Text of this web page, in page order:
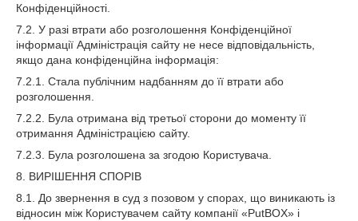
Конфіденційності.
7.2. У разі втрати або розголошення Конфіденційної
інформації Адміністрація сайту не несе відповідальність,
якщо дана конфіденційна інформація:
7.2.1. Стала публічним надбанням до її втрати або
розголошення.
7.2.2. Була отримана від третьої сторони до моменту її
отримання Адміністрацією сайту.
7.2.3. Була розголошена за згодою Користувача.
8. ВИРІШЕННЯ СПОРІВ
8.1. До звернення в суд з позовом у спорах, що виникають із
відносин між Користувачем сайту компанії «PutBOX» і